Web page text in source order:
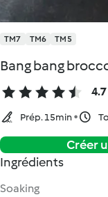
TM7 TM6 TM5
Bang bang
4.7
Prép. 15min
Créer
Ingrédients
Soaking